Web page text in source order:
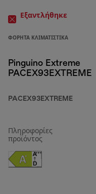
Εξαντλήθηκε
ΦΟΡΗΤΆ ΚΛΙΜΑΤΙΣΤΙΚΆ
Pinguino Extreme
PACEX93EXTREME
PACEX93EXTREME
Πληροφορίες
προϊόντος